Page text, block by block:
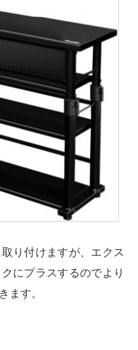
り付けますが、エクス
にプラスするのでより
ます。